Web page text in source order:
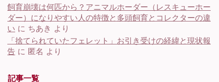
飼育崩壊は何匹から？アニマルホーダー（レスキューホー
ダー）になりやすい人の特徴と多頭飼育とコレクターの違
い に ちあき より
「捨てられていたフェレット」お引き受けの経緯と現状報
告 に 匿名 より
記事一覧